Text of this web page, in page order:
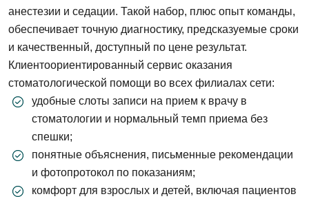
анестезии и седации. Такой набор, плюс опыт команды,
обеспечивает точную диагностику, предсказуемые сроки
и качественный, доступный по цене результат.
Клиентоориентированный сервис оказания
стоматологической помощи во всех филиалах сети:
удобные слоты записи на прием к врачу в
стоматологии и нормальный темп приема без
спешки;
понятные объяснения, письменные рекомендации
и фотопротокол по показаниям;
комфорт для взрослых и детей, включая пациентов